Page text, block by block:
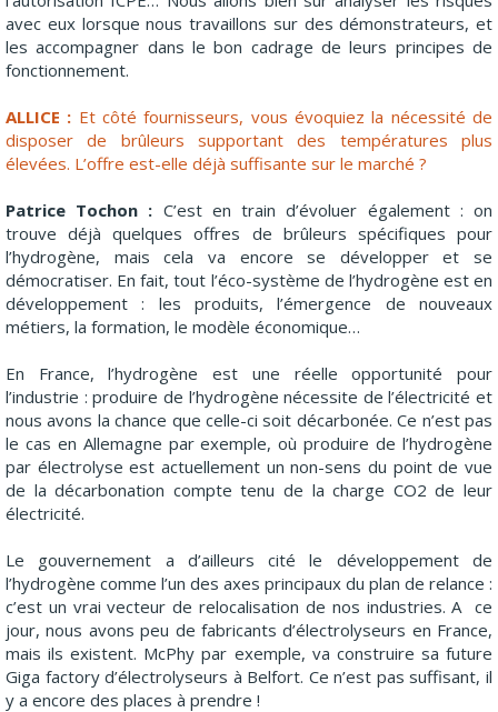
avec eux lorsque nous travaillons sur des démonstrateurs, et
les accompagner dans le bon cadrage de leurs principes de
fonctionnement.
ALLICE : Et côté fournisseurs, vous évoquiez la nécessité de
disposer de brûleurs supportant des températures plus
élevées. L’offre est-elle déjà suffisante sur le marché ?
Patrice Tochon : C’est en train d’évoluer également : on
trouve déjà quelques offres de brûleurs spécifiques pour
l’hydrogène, mais cela va encore se développer et se
démocratiser. En fait, tout l’éco-système de l’hydrogène est en
développement : les produits, l’émergence de nouveaux
métiers, la formation, le modèle économique…
En France, l’hydrogène est une réelle opportunité pour
l’industrie : produire de l’hydrogène nécessite de l’électricité et
nous avons la chance que celle-ci soit décarbonée. Ce n’est pas
le cas en Allemagne par exemple, où produire de l’hydrogène
par électrolyse est actuellement un non-sens du point de vue
de la décarbonation compte tenu de la charge CO2 de leur
électricité.
Le gouvernement a d’ailleurs cité le développement de
l’hydrogène comme l’un des axes principaux du plan de relance :
c’est un vrai vecteur de relocalisation de nos industries. A ce
jour, nous avons peu de fabricants d’électrolyseurs en France,
mais ils existent. McPhy par exemple, va construire sa future
Giga factory d’électrolyseurs à Belfort. Ce n’est pas suffisant, il
y a encore des places à prendre !